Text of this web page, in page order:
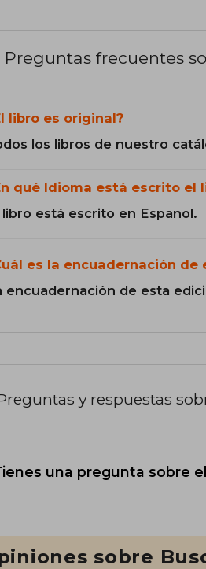
Preguntas frecuentes
libro es original?
los libros de nuestro
qué Idioma está escrito el
libro está escrito en Español.
es la encuadernación de
encuadernación de esta
y respuestas
una pregunta sobre
sobre